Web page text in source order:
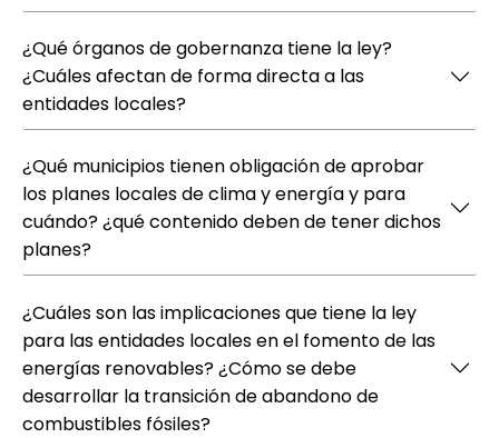
¿Qué órganos de gobernanza tiene la ley?
¿Cuáles afectan de forma directa a las
entidades locales?
¿Qué municipios tienen obligación de aprobar
los planes locales de clima y energía y para
cuándo? ¿qué contenido deben de tener dichos
planes?
¿Cuáles son las implicaciones que tiene la ley
para las entidades locales en el fomento de las
energías renovables? ¿Cómo se debe
desarrollar la transición de abandono de
combustibles fósiles?